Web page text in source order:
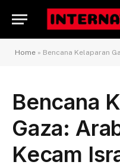
Home » Bencana Kelaparan
Bencana
Gaza:
Kecam